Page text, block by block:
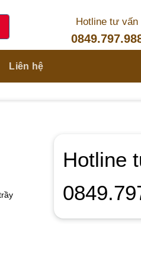
Hotline tư vấn
Liên hệ
Hotline